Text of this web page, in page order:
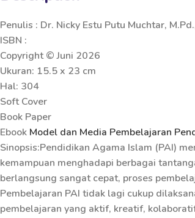
Penulis : Dr. Nicky Estu Putu Muchtar,
ISBN :
Copyright © Juni 2026
Ukuran: 15.5 x 23 cm
Hal: 304
Soft Cover
Book Paper
Ebook Model dan Media Pembelajaran
Sinopsis:Pendidikan Agama Islam (PAI)
kemampuan menghadapi berbagai
berlangsung sangat cepat, proses
Pembelajaran PAI tidak lagi cukup
pembelajaran yang aktif, kreatif,